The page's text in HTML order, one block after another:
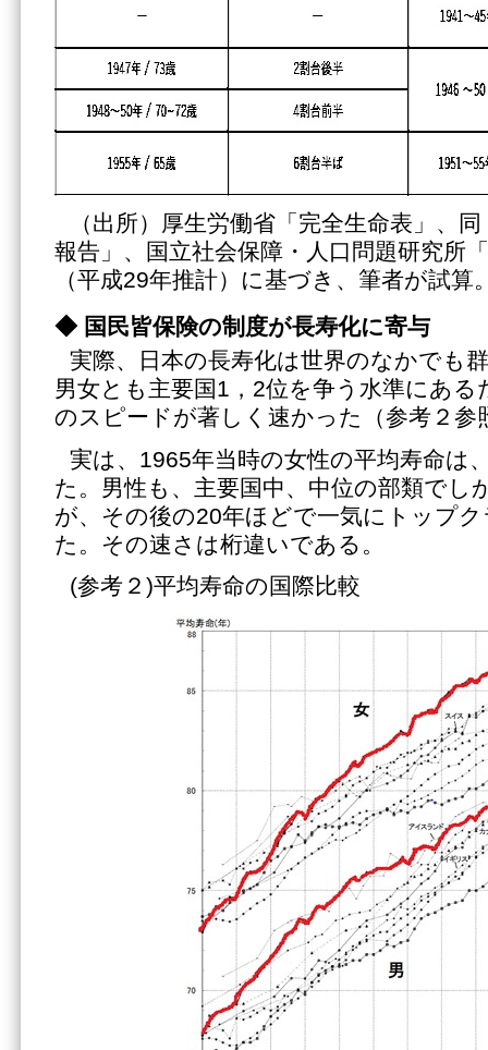
（出所）厚生労働省「完全生命表」、
報告」、国立社会保障・人口問題研究所
（平成29年推計）に基づき、筆者が試算
◆国民皆保険の制度が長寿化に寄与
実際、日本の長寿化は世界のなかでも
男女とも主要国1，2位を争う水準にあ
のスピードが著しく速かった（参考２参
実は、1965年当時の女性の平均寿命は
た。男性も、主要国中、中位の部類でし
が、その後の20年ほどで一気にトップ
た。その速さは桁違いである。
(参考２)平均寿命の国際比較